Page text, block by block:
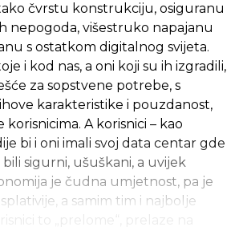
čvrstu konstrukciju, osiguranu
nepogoda, višestruko napajanu
s ostatkom digitalnog svijeta.
i kod nas, a oni koji su ih izgradili,
za sopstvene potrebe, s
karakteristike i pouzdanost,
A korisnici – kao
bi i oni imali svoj data centar gde
sigurni, ušuškani, a uvijek
je čudna umjetnost, pa je
a samim tim i najbolje